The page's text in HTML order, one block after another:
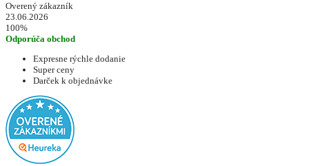
Overený zákazník
23.06.2026
100%
Odporúča obchod
Expresne rýchle dodanie
Super ceny
Darček k objednávke